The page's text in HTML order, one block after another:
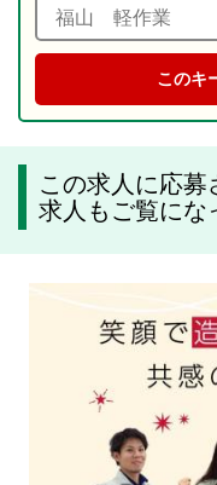
この求人に応募
求人もご覧にな